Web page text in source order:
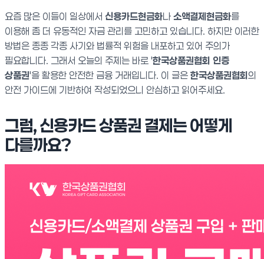
요즘 많은 이들이 일상에서 신용카드현금화나 소액결제현금화를
이용해 좀 더 유동적인 자금 관리를 고민하고 있습니다. 하지만 이러한
방법은 종종 각종 사기와 법률적 위험을 내포하고 있어 주의가
필요합니다. 그래서 오늘의 주제는 바로 '한국상품권협회 인증
상품권'을 활용한 안전한 금융 거래입니다. 이 글은 한국상품권협회의
안전 가이드에 기반하여 작성되었으니 안심하고 읽어주세요.
그럼, 신용카드 상품권 결제는 어떻게
다를까요?